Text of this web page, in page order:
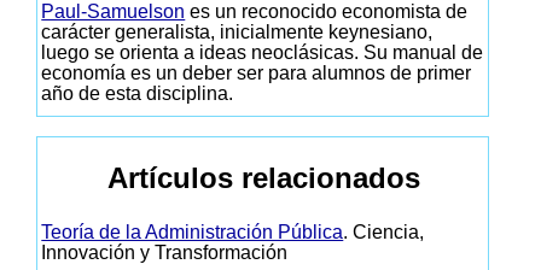
Paul-Samuelson es un reconocido economista de
carácter generalista, inicialmente keynesiano,
luego se orienta a ideas neoclásicas. Su manual de
economía es un deber ser para alumnos de primer
año de esta disciplina.
Artículos relacionados
Teoría de la Administración Pública. Ciencia,
Innovación y Transformación